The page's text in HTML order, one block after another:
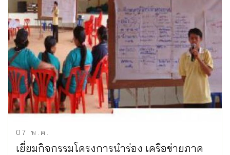
07 พ.ค.
เยี่ยมกิจกรรมโครงการนำร่อง เครือข่ายภาค